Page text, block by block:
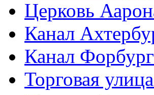
Церковь
Канал
Канал
Торговая